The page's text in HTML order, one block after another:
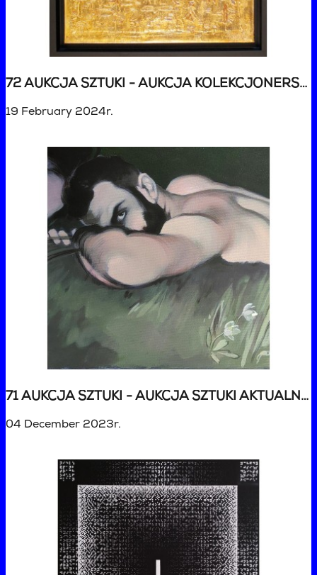
72 AUKCJA SZTUKI - AUKCJA KOLEKCJONERSKA
19 February 2024r.
71 AUKCJA SZTUKI - AUKCJA SZTUKI AKTUALNEJ
04 December 2023r.